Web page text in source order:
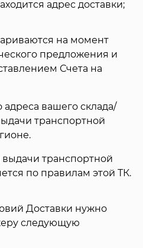
адрес доставки;
на момент
предложения и
Счета на
вашего склада/
транспортной
выдачи транспортной
по правилам этой ТК.
Доставки нужно
следующую